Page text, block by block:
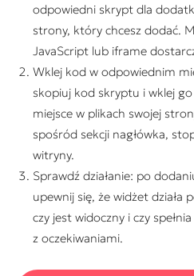
odpowiedni skrypt dla
strony, który chcesz dodać.
JavaScript lub iframe
Wklej kod w odpowiednim
skopiuj kod skryptu i wklej
miejsce w plikach swojej
spośród sekcji nagłówka,
witryny.
Sprawdź działanie: po
upewnij się, że widżet działa
czy jest widoczny i czy
z oczekiwaniami.